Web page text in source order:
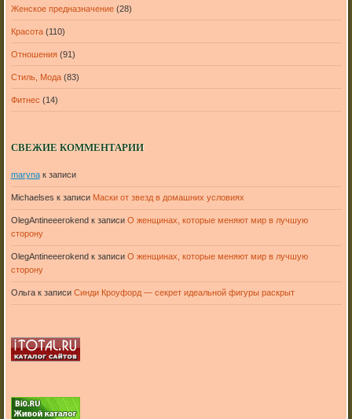
Женское предназначение(28)
Красота(110)
Отношения(91)
Стиль, Мода(83)
Фитнес (14)
СВЕЖИЕ КОММЕНТАРИИ
marynaк записи
Michaelses к записи Маски от звезд в домашних условиях
OlegAntineeerokend к записи О женщинах, которые меняют мир в лучшую
сторону
OlegAntineeerokend к записи О женщинах, которые меняют мир в лучшую
сторону
Ольгак записи Синди Кроуфорд — секрет идеальной фигуры раскрыт